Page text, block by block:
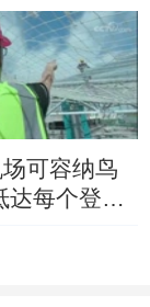
可容纳鸟
达每个登机